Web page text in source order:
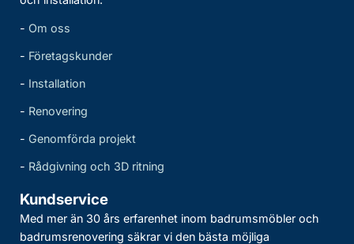
- Om oss
- Företagskunder
- Installation
- Renovering
- Genomförda projekt
- Rådgivning och 3D ritning
Kundservice
Med mer än 30 års erfarenhet inom badrumsmöbler och
badrumsrenovering säkrar vi den bästa möjliga